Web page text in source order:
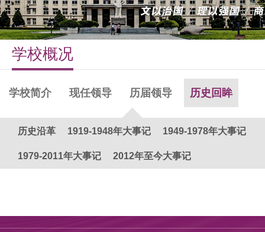
学校概况
学校简介 现任领导 历届领导 历史回眸
历史沿革 1919-1948年大事记 1949-1978年大事记
1979-2011年大事记 2012年至今大事记